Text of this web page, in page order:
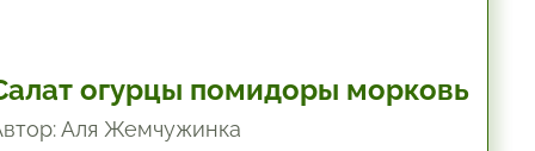
огурцы помидоры морковь
Аля Жемчужинка